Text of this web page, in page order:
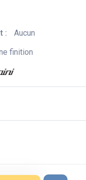
:
Aucun
finition